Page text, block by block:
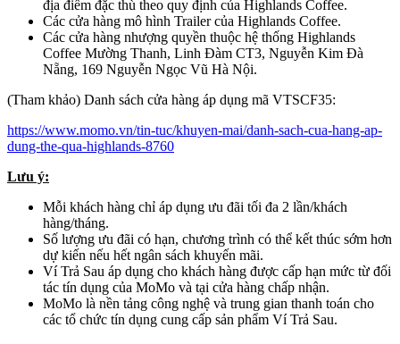
địa điểm đặc thù theo quy định của Highlands Coffee.
Các cửa hàng mô hình Trailer của Highlands Coffee.
Các cửa hàng nhượng quyền thuộc hệ thống Highlands
Coffee Mường Thanh, Linh Đàm CT3, Nguyễn Kim Đà
Nẵng, 169 Nguyễn Ngọc Vũ Hà Nội.
(Tham khảo) Danh sách cửa hàng áp dụng mã VTSCF35:
https://www.momo.vn/tin-tuc/khuyen-mai/danh-sach-cua-hang-ap-
dung-the-qua-highlands-8760
Lưu ý:
Mỗi khách hàng chỉ áp dụng ưu đãi tối đa 2 lần/khách
hàng/tháng.
Số lượng ưu đãi có hạn, chương trình có thể kết thúc sớm hơn
dự kiến nếu hết ngân sách khuyến mãi.
Ví Trả Sau áp dụng cho khách hàng được cấp hạn mức từ đối
tác tín dụng của MoMo và tại cửa hàng chấp nhận.
MoMo là nền tảng công nghệ và trung gian thanh toán cho
các tổ chức tín dụng cung cấp sản phẩm Ví Trả Sau.